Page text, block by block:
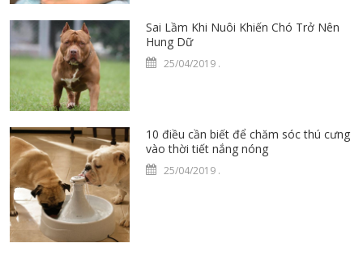
Sai Lầm Khi Nuôi Khiến Chó Trở Nên
Hung Dữ
25/04/2019 .
10 điều cần biết để chăm sóc thú cưng
vào thời tiết nắng nóng
25/04/2019 .